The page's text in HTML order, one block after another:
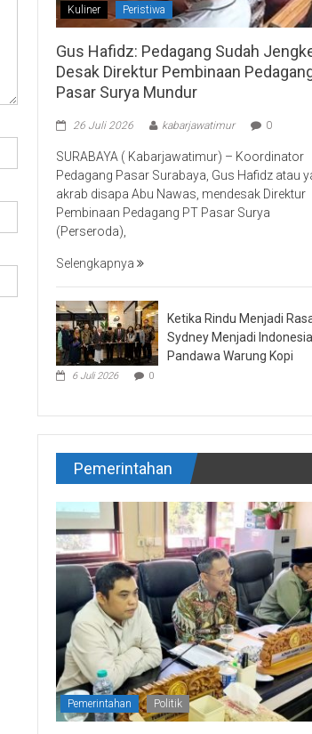
Kuliner Peristiwa
Gus Hafidz: Pedagang Sudah
Desak Direktur Pembinaan
Pasar Surya Mundur
26 Juli 2026 kabarjawatimur 0
SURABAYA ( Kabarjawatimur) – Koordinator
Pedagang Pasar Surabaya, Gus Hafidz atau
akrab disapa Abu Nawas, mendesak Direktur
Pembinaan Pedagang PT Pasar Surya
(Perseroda),
Selengkapnya
Ketika Rindu Menjadi
Sydney Menjadi
Pandawa Warung Kopi
6 Juli 2026 0
Pemerintahan
Pemerintahan Politik